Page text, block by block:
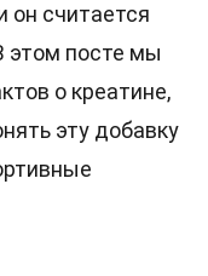
он считается
этом посте мы
о креатине,
эту добавку